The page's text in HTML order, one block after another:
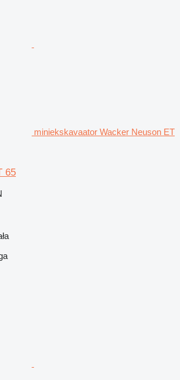
miniekskavaator Wacker Neuson ET
65